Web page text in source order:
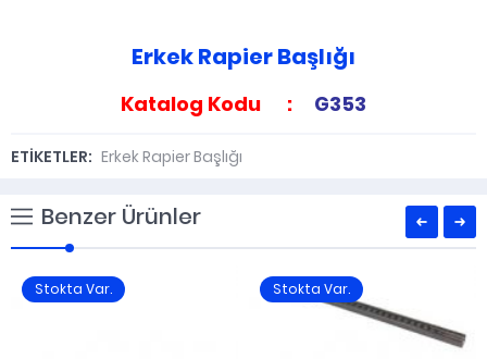
Erkek Rapier Başlığı
Katalog Kodu : G353
ETİKETLER: Erkek Rapier Başlığı
Benzer Ürünler
Stokta Var. Stokta Var.